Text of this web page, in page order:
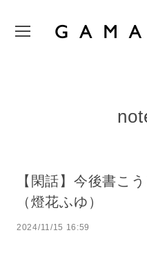
【閑話】今後書こ
（燈花ふゆ）
2024/11/15 16:59